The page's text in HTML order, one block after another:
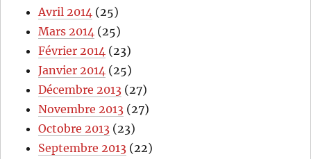
Avril 2014 (25)
Mars 2014 (25)
Février 2014 (23)
Janvier 2014 (25)
Décembre 2013 (27)
Novembre 2013 (27)
Octobre 2013 (23)
Septembre 2013 (22)